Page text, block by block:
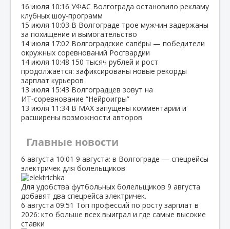
16 июля 10:16 УФАС Волгограда остановило рекламу
клубных шоу‑программ
15 июля 10:03 В Волгограде трое мужчин задержаны
за похищение и вымогательство
14 июля 17:02 Волгоградские сапёры — победители
окружных соревнований Росгвардии
14 июля 10:48 150 тысяч рублей и рост
продолжается: зафиксированы новые рекорды
зарплат курьеров
13 июля 15:43 Волгоградцев зовут на
ИТ‑соревнование “Нейроигры”
13 июля 11:34 В МАХ запущены комментарии и
расширены возможности авторов
Главные новости
6 августа 10:01 9 августа: в Волгограде — спецрейсы
электричек для болельщиков
Для удобства футбольных болельщиков 9 августа
добавят два спецрейса электричек.
6 августа 09:51 Топ профессий по росту зарплат в
2026: кто больше всех выиграл и где самые высокие
ставки